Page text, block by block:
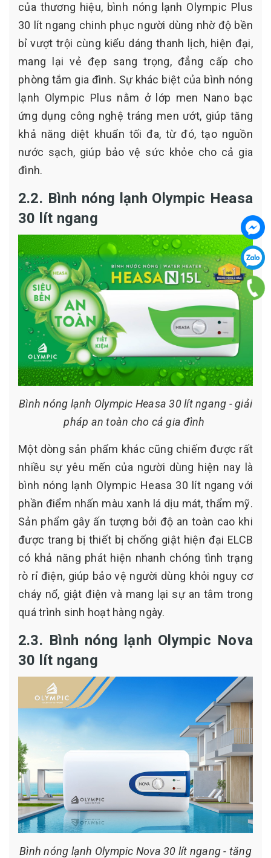
của thương hiệu, bình nóng lạnh Olympic Plus
30 lít ngang chinh phục người dùng nhờ độ bền
bỉ vượt trội cùng kiểu dáng thanh lịch, hiện đại,
mang lại vẻ đẹp sang trọng, đẳng cấp cho
phòng tắm gia đình. Sự khác biệt của bình nóng
lạnh Olympic Plus nằm ở lớp men Nano bạc
ứng dụng công nghệ tráng men ướt, giúp tăng
khả năng diệt khuẩn tối đa, từ đó, tạo nguồn
nước sạch, giúp bảo vệ sức khỏe cho cả gia
đình.
2.2. Bình nóng lạnh Olympic Heasa
30 lít ngang
Bình nóng lạnh Olympic Heasa 30 lít ngang - giải
pháp an toàn cho cả gia đình
Một dòng sản phẩm khác cũng chiếm được rất
nhiều sự yêu mến của người dùng hiện nay là
bình nóng lạnh Olympic Heasa 30 lít ngang với
phần điểm nhấn màu xanh lá dịu mát, thẩm mỹ.
Sản phẩm gây ấn tượng bởi độ an toàn cao khi
được trang bị thiết bị chống giật hiện đại ELCB
có khả năng phát hiện nhanh chóng tình trạng
rò rỉ điện, giúp bảo vệ người dùng khỏi nguy cơ
cháy nổ, giật điện và mang lại sự an tâm trong
quá trình sinh hoạt hàng ngày.
2.3. Bình nóng lạnh Olympic Nova
30 lít ngang
Bình nóng lạnh Olympic Nova 30 lít ngang - tăng